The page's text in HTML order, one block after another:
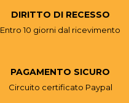
DIRITTO DI RECESSO
Entro 10 giorni dal ricevimento
PAGAMENTO SICURO
Circuito certificato Paypal